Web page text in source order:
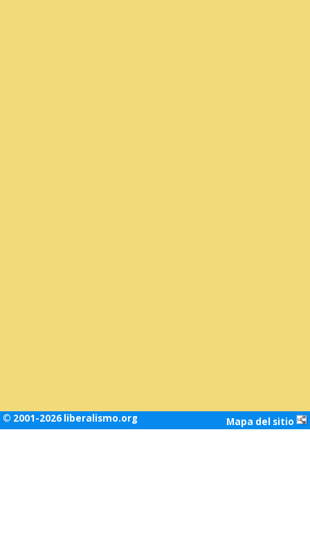
© 2001-2026 liberalismo.org Mapa del sitio